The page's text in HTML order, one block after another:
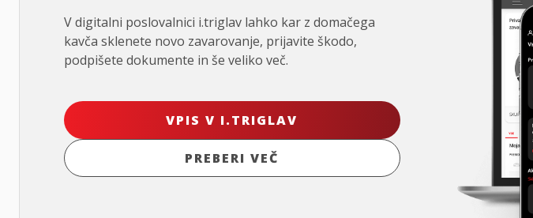
V digitalni poslovalnici i.triglav lahko kar z domačega
kavča sklenete novo zavarovanje, prijavite škodo,
podpišete dokumente in še veliko več.
VPIS V I.TRIGLAV
PREBERI VEČ